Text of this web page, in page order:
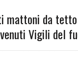
mattoni da
Vigili del